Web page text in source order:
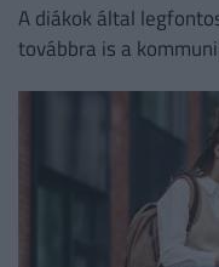
A diákok által
továbbra is a